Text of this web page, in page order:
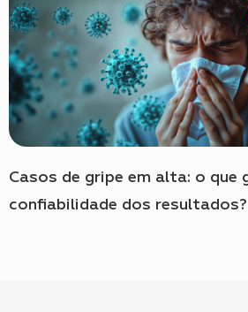
Casos de gripe em alta: o que
confiabilidade dos resultados?